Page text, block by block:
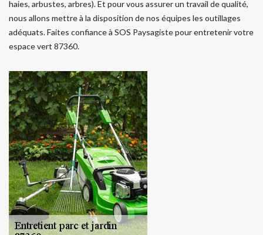
haies, arbustes, arbres). Et pour vous assurer un travail de qualité,
nous allons mettre à la disposition de nos équipes les outillages
adéquats. Faites confiance à SOS Paysagiste pour entretenir votre
espace vert 87360.